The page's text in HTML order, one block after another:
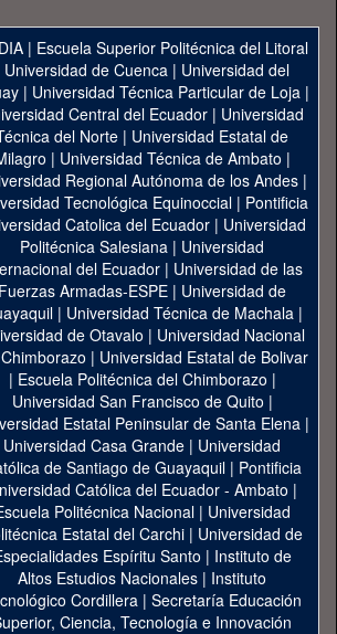
| Escuela Superior Politécnica del Litoral
Universidad de Cuenca| Universidad del
| Universidad Técnica Particular de Loja|
Central del Ecuador| Universidad
del Norte | Universidad Estatal de
| Universidad Técnica de Ambato |
Regional Autónoma de los Andes|
Tecnológica Equinoccial| Pontificia
Catolica del Ecuador | Universidad
Politécnica Salesiana | Universidad
del Ecuador | Universidad de las
Fuerzas Armadas-ESPE | Universidad de
| Universidad Técnica de Machala|
de Otavalo | Universidad Nacional
| Universidad Estatal de Bolivar
| Escuela Politécnica del Chimborazo |
Universidad San Francisco de Quito |
Estatal Peninsular de Santa Elena|
Universidad Casa Grande | Universidad
de Santiago de Guayaquil| Pontificia
Católica del Ecuador - Ambato |
Politécnica Nacional| Universidad
Estatal del Carchi| Universidad de
Espíritu Santo | Instituto de
Altos Estudios Nacionales | Instituto
Cordillera | Secretaría Educación
Ciencia, Tecnología e Innovación